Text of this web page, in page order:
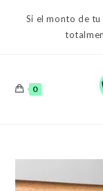
Si el monto de
0